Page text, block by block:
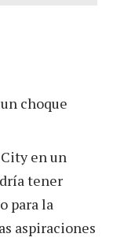
choque
en un
tener
para la
aspiraciones